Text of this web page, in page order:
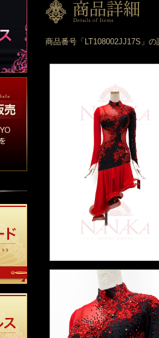
商品番号「LT108002JJ17S」